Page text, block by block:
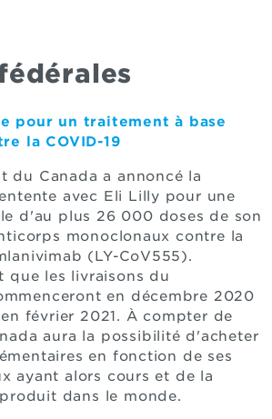
pour un traitement à base
la COVID-19
du Canada a annoncé la
avec Eli Lilly pour une
d'au plus 26 000 doses de son
monoclonaux contre la
(LY-CoV555).
que les livraisons du
en décembre 2020
février 2021. À compter de
aura la possibilité d'acheter
en fonction de ses
ayant alors cours et de la
dans le monde.